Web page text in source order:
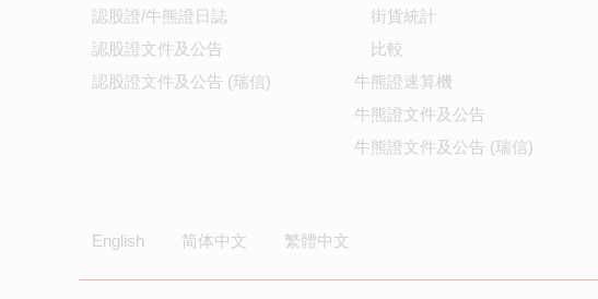
認股證/牛熊證日誌
認股證文件及公告
認股證文件及公告 (瑞信)
街貨統計
比較
牛熊證速算機
牛熊證文件及公告
牛熊證文件及公告 (瑞信)
English 简体中文 繁體中文